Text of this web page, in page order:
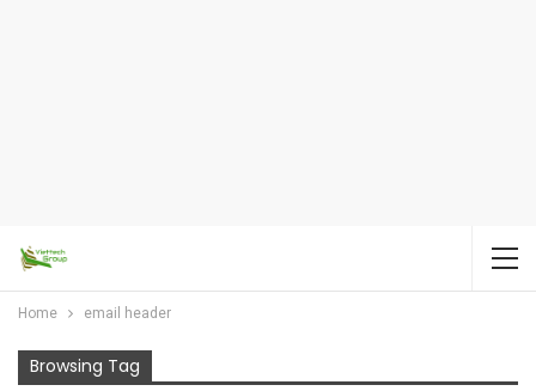
Home email header
Browsing Tag